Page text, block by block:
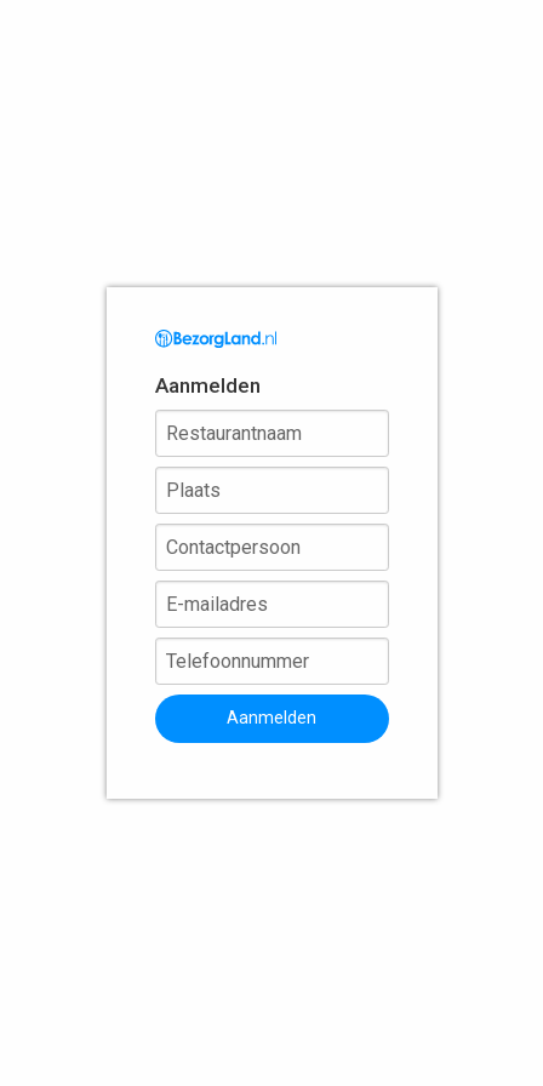
Aanmelden
Aanmelden